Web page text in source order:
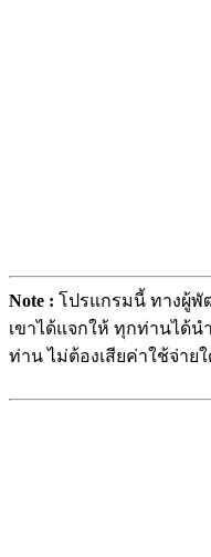
Note : โปรแกรมนี้ ทางผู้พั
เขาได้แจกให้ ทุกท่านได้น
ท่าน ไม่ต้องเสียค่าใช้จ่าย